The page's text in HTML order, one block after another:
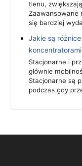
tlenu,
Zaawansowane
się bardziej
Jakie są
Stacjonarne i
głównie
Stacjonarne są
podczas gdy